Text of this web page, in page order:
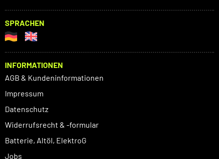
SPRACHEN
INFORMATIONEN
AGB & Kundeninformationen
Impressum
Datenschutz
Widerrufsrecht & -formular
Batterie, Altöl, ElektroG
Jobs